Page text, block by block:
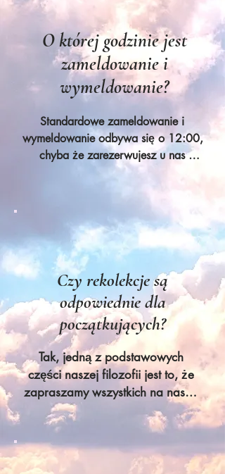
O której godzinie jest
zameldowanie i
wymeldowanie?
Standardowe zameldowanie i
wymeldowanie odbywa się o 12:00,
chyba że zarezerwujesz u nas
dodatkową noc. Jeśli jednak Twój lot
jest później i chcesz zostać i
zrelaksować się przy basenie, nie
stanowi to problemu :)
Czy rekolekcje są
odpowiednie dla
początkujących?
Tak, jedną z podstawowych
części naszej filozofii jest to, że
zapraszamy wszystkich na nasze
rekolekcje bez względu na wiek,
poziom sprawności czy styl życia,
ponieważ wierzymy, że joga nie
powinna polegać na byciu